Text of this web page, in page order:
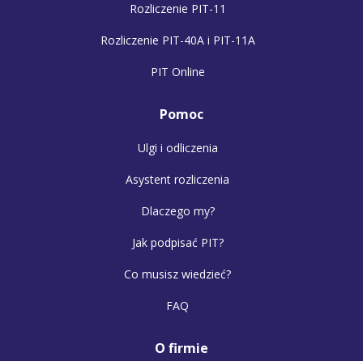
Rozliczenie PIT-11
Rozliczenie PIT-40A i PIT-11A
PIT Online
Pomoc
Ulgi i odliczenia
Asystent rozliczenia
Dlaczego my?
Jak podpisać PIT?
Co musisz wiedzieć?
FAQ
O firmie